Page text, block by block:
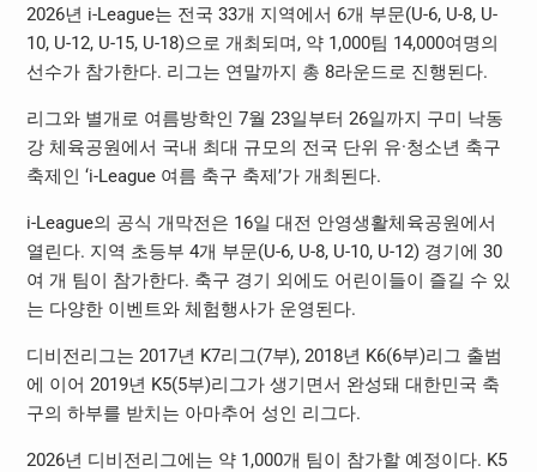
2026년 i-League는 전국 33개 지역에서 6개 부문(U-6, U-8, U-
10, U-12, U-15, U-18)으로 개최되며, 약 1,000팀 14,000여명의
선수가 참가한다. 리그는 연말까지 총 8라운드로 진행된다.
리그와 별개로 여름방학인 7월 23일부터 26일까지 구미 낙동
강 체육공원에서 국내 최대 규모의 전국 단위 유·청소년 축구
축제인 ‘i-League 여름 축구 축제’가 개최된다.
i-League의 공식 개막전은 16일 대전 안영생활체육공원에서
열린다. 지역 초등부 4개 부문(U-6, U-8, U-10, U-12) 경기에 30
여 개 팀이 참가한다. 축구 경기 외에도 어린이들이 즐길 수 있
는 다양한 이벤트와 체험행사가 운영된다.
디비전리그는 2017년 K7리그(7부), 2018년 K6(6부)리그 출범
에 이어 2019년 K5(5부)리그가 생기면서 완성돼 대한민국 축
구의 하부를 받치는 아마추어 성인 리그다.
2026년 디비전리그에는 약 1,000개 팀이 참가할 예정이다. K5